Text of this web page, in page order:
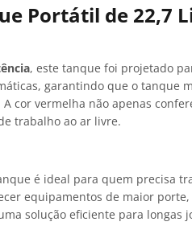
Portátil de 22,7
, este tanque foi projetado
garantindo que o
cor vermelha não apenas
trabalho ao ar livre.
é ideal para quem precisa
equipamentos de maior
solução eficiente para longas